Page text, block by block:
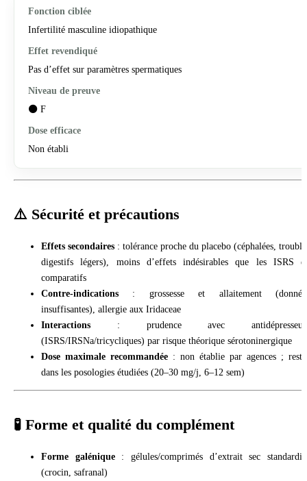
Infertilité masculine idiopathique
Pas d’effet sur paramètres spermatiques
⚫ F
Non établi
⚠️ Sécurité et précautions
Effets secondaires : tolérance proche du placebo (céphalées,
digestifs légers), moins d’effets indésirables que les ISRS
comparatifs
Contre-indications : grossesse et allaitement
insuffisantes), allergie aux Iridaceae
Interactions : prudence avec
(ISRS/IRSNa/tricycliques) par risque théorique sérotoninergique
Dose maximale recommandée : non établie par agences ;
dans les posologies étudiées (20–30 mg/j, 6–12 sem)
🧪 Forme et qualité du complément
Forme galénique: gélules/comprimés d’extrait sec
(crocin, safranal)